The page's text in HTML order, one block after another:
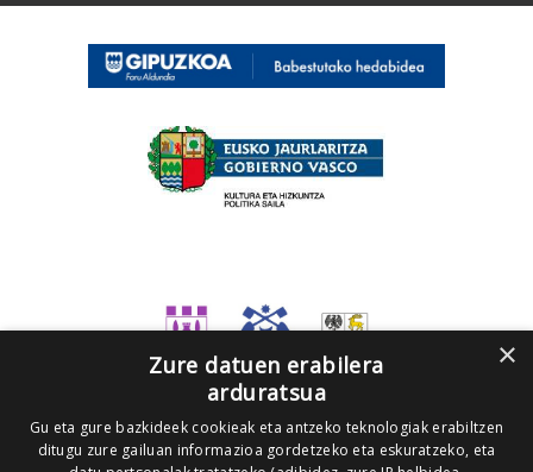
×
Zure datuen erabilera
arduratsua
Gu eta gure bazkideek cookieak eta antzeko teknologiak erabiltzen
ditugu zure gailuan informazioa gordetzeko eta eskuratzeko, eta